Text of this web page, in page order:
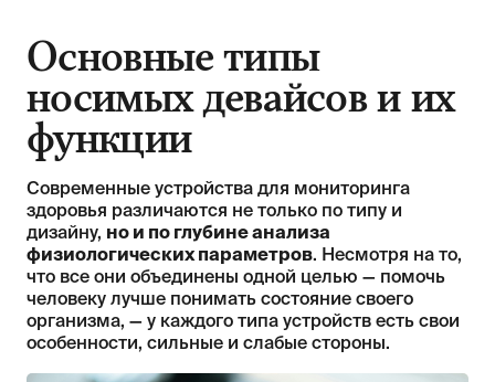
Основные типы
носимых девайсов и их
функции
Современные устройства для мониторинга
здоровья различаются не только по типу и
дизайну, но и по глубине анализа
физиологических параметров. Несмотря на то,
что все они объединены одной целью — помочь
человеку лучше понимать состояние своего
организма, — у каждого типа устройств есть свои
особенности, сильные и слабые стороны.